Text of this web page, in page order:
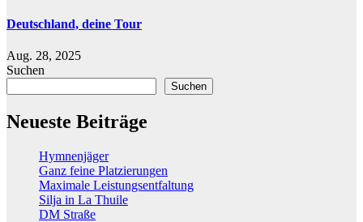
Deutschland, deine Tour
Aug. 28, 2025
Suchen
Suchen
Neueste Beiträge
Hymnenjäger
Ganz feine Platzierungen
Maximale Leistungsentfaltung
Silja in La Thuile
DM Straße